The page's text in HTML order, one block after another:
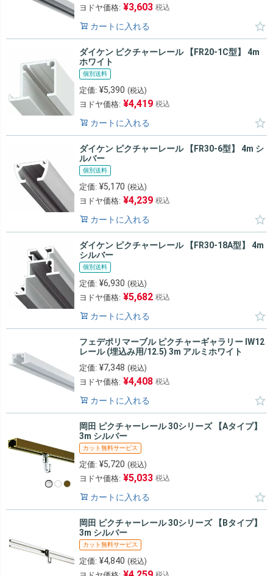
ヨドヤ価格: ¥3,603 税込
カートに入れる
ダイケン ピクチャーレール 【FR20-1C型】 4m
ホワイト
個別送料
定価: ¥5,390 (税込)
ヨドヤ価格: ¥4,419 税込
カートに入れる
ダイケン ピクチャーレール 【FR30-6型】 4m シ
ルバー
個別送料
定価: ¥5,170 (税込)
ヨドヤ価格: ¥4,239 税込
カートに入れる
ダイケン ピクチャーレール 【FR30-18A型】 4m
シルバー
個別送料
定価: ¥6,930 (税込)
ヨドヤ価格: ¥5,682 税込
カートに入れる
フェデポリマーブル ピクチャーギャラリー IW12
レール (埋込み用/12.5) 3m アルミホワイト
定価: ¥7,348 (税込)
ヨドヤ価格: ¥4,408 税込
カートに入れる
岡田 ピクチャーレール 30シリーズ 【Aタイプ】
3m シルバー
カット無料サービス
定価: ¥5,720 (税込)
ヨドヤ価格: ¥5,033 税込
カートに入れる
岡田 ピクチャーレール 30シリーズ 【Bタイプ】
3m シルバー
カット無料サービス
定価: ¥4,840 (税込)